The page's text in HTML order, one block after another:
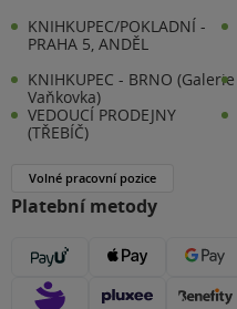
KNIHKUPEC/POKLADNÍ -
PRAHA 5, ANDĚL
KNIHKUPEC - BRNO (Galerie
Vaňkovka)
VEDOUCÍ PRODEJNY
(TŘEBÍČ)
Volné pracovní pozice
Platební metody